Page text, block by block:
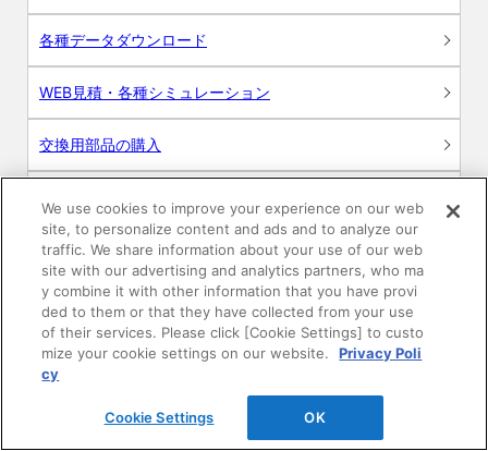
各種データダウンロード
WEB見積・各種シミュレーション
交換用部品の購入
お問い合わせ
ログイン
建築・設計関係者様向けサイト
We use cookies to improve your experience on our web
site, to personalize content and ads and to analyze our
traffic. We share information about your use of our web
site with our advertising and analytics partners, who ma
y combine it with other information that you have provi
ded to them or that they have collected from your use
of their services. Please click [Cookie Settings] to custo
mize your cookie settings on our website.
Privacy Poli
cy
Cookie Settings OK